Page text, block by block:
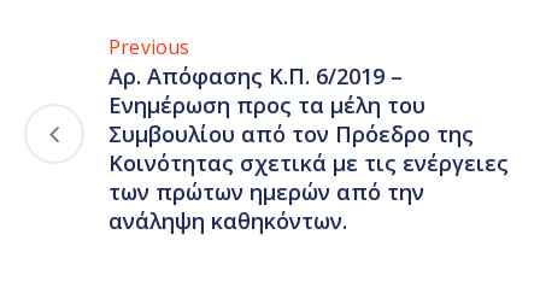
Previous
Αρ. Απόφασης Κ.Π. 6/2019 –
Ενημέρωση προς τα μέλη του
Συμβουλίου από τον Πρόεδρο της
Κοινότητας σχετικά με τις ενέργειες
των πρώτων ημερών από την
ανάληψη καθηκόντων.